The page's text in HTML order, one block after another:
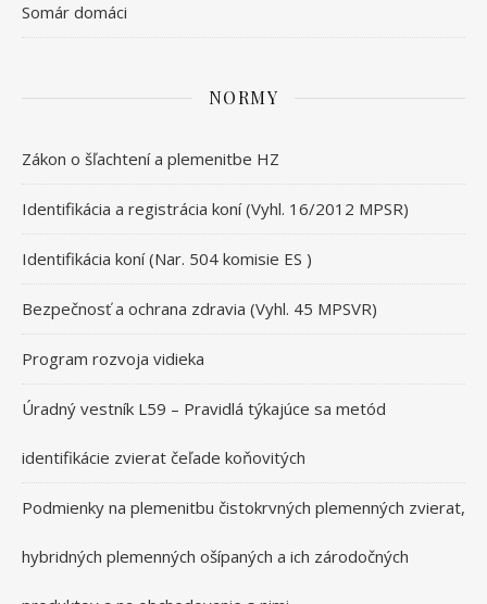
Somár domáci
NORMY
Zákon o šľachtení a plemenitbe HZ
Identifikácia a registrácia koní (Vyhl. 16/2012 MPSR)
Identifikácia koní (Nar. 504 komisie ES )
Bezpečnosť a ochrana zdravia (Vyhl. 45 MPSVR)
Program rozvoja vidieka
Úradný vestník L59 – Pravidlá týkajúce sa metód
identifikácie zvierat čeľade koňovitých
Podmienky na plemenitbu čistokrvných plemenných zvierat,
hybridných plemenných ošípaných a ich zárodočných